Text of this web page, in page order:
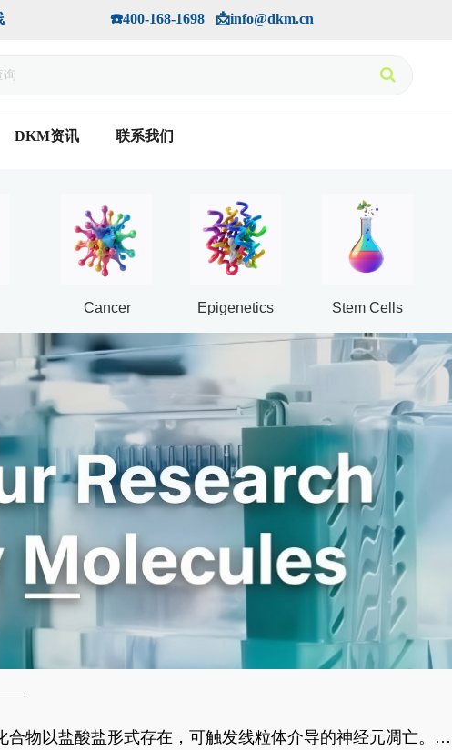
手机版
☎️400-168-1698   📩info@dkm.cn
DKM资讯 联系我们
Cancer Epigenetics Stem Cells
物以盐酸盐形式存在，可触发线粒体介导的神经元凋亡。其